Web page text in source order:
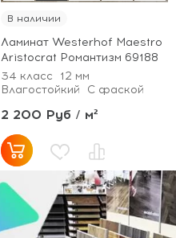
В наличии
Ламинат Westerhof Maestro
Aristocrat Романтизм 69188
34 класс
12 мм
Влагостойкий
С фаской
2 200 Руб / м²